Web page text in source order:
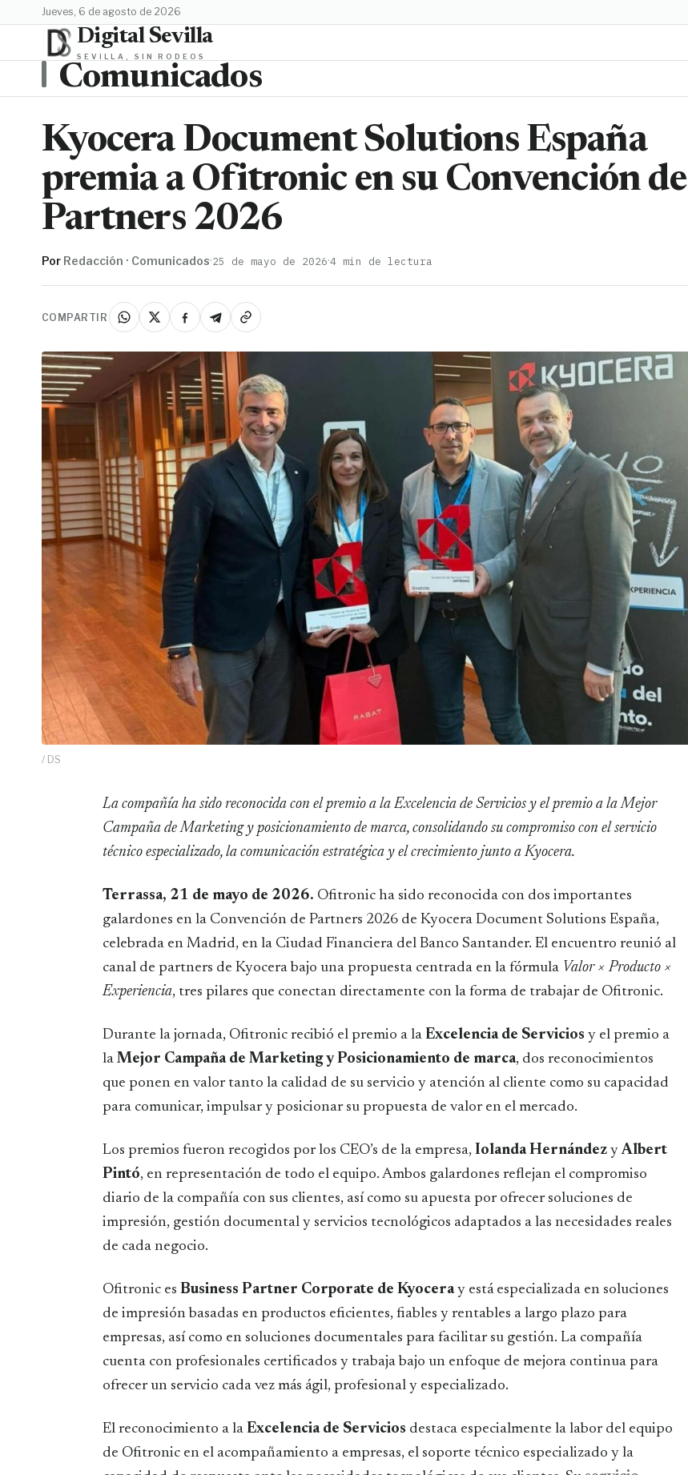
jueves, 6 de agosto de 2026
Digital Sevilla
SEVILLA, SIN RODEOS
Comunicados
Kyocera Document Solutions España
premia a Ofitronic en su Convención de
Partners 2026
Por Redacción · Comunicados·25 de mayo de 2026·4 min de lectura
COMPARTIR
/ DS
La compañía ha sido reconocida con el premio a la Excelencia de Servicios y el premio a la Mejor
Campaña de Marketing y posicionamiento de marca, consolidando su compromiso con el servicio
técnico especializado, la comunicación estratégica y el crecimiento junto a Kyocera.
Terrassa, 21 de mayo de 2026. Ofitronic ha sido reconocida con dos importantes
galardones en la Convención de Partners 2026 de Kyocera Document Solutions España,
celebrada en Madrid, en la Ciudad Financiera del Banco Santander. El encuentro reunió al
canal de partners de Kyocera bajo una propuesta centrada en la fórmula Valor × Producto ×
Experiencia, tres pilares que conectan directamente con la forma de trabajar de Ofitronic.
Durante la jornada, Ofitronic recibió el premio a la Excelencia de Servicios y el premio a
la Mejor Campaña de Marketing y Posicionamiento de marca, dos reconocimientos
que ponen en valor tanto la calidad de su servicio y atención al cliente como su capacidad
para comunicar, impulsar y posicionar su propuesta de valor en el mercado.
Los premios fueron recogidos por los CEO’s de la empresa, Iolanda Hernández yAlbert
Pintó, en representación de todo el equipo. Ambos galardones reflejan el compromiso
diario de la compañía con sus clientes, así como su apuesta por ofrecer soluciones de
impresión, gestión documental y servicios tecnológicos adaptados a las necesidades reales
de cada negocio.
Ofitronic es Business Partner Corporate de Kyoceray está especializada en soluciones
de impresión basadas en productos eficientes, fiables y rentables a largo plazo para
empresas, así como en soluciones documentales para facilitar su gestión. La compañía
cuenta con profesionales certificados y trabaja bajo un enfoque de mejora continua para
ofrecer un servicio cada vez más ágil, profesional y especializado.
El reconocimiento a la Excelencia de Servicios destaca especialmente la labor del equipo
de Ofitronic en el acompañamiento a empresas, el soporte técnico especializado y la